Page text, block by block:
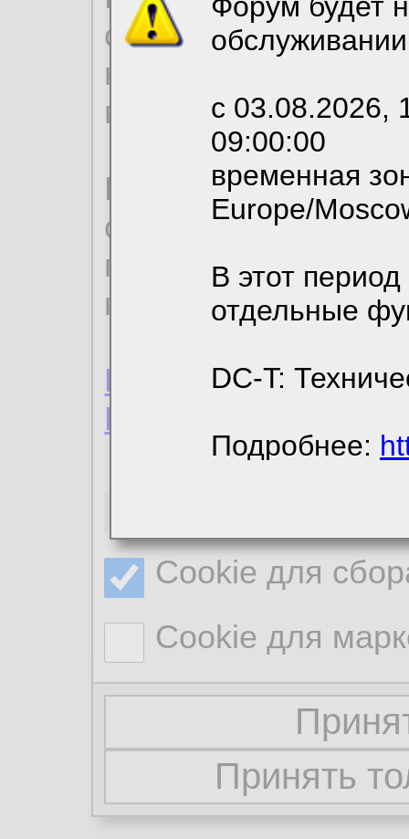
с 03.08.2026,
09:00:00
временная
Europe/
В этот
отдельные
DC-T:
Подробнее:
согласие на
необходимых для
вы можете
По
ознакомиться с
пользовательским
Пользовательское
Политика
Cookie для
Cookie для